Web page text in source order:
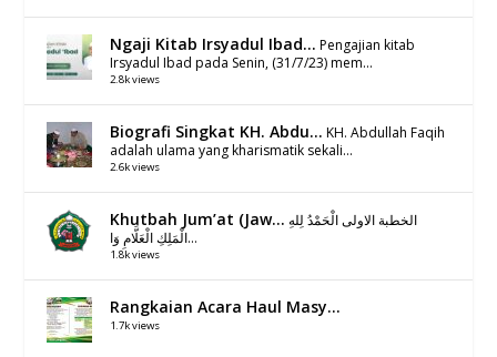
Ngaji Kitab Irsyadul Ibad... Pengajian kitab
Irsyadul Ibad pada Senin, (31/7/23) mem...
2.8k views
Biografi Singkat KH. Abdu... KH. Abdullah Faqih
adalah ulama yang kharismatik sekali...
2.6k views
Khutbah Jum’at (Jaw... الخطبة الاولى الْحَمْدُ لِلهِ
الْمَلِكِ الْعَلَّامِ وَا...
1.8k views
Rangkaian Acara Haul Masy...
1.7k views